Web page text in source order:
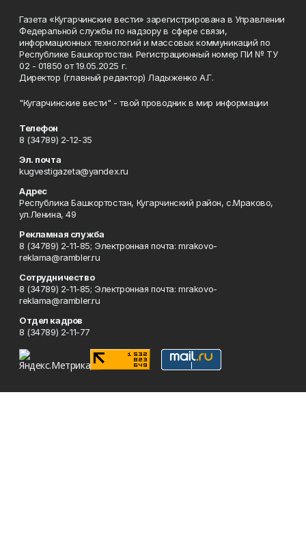
Газета «Кугарчинские вести» зарегистрирована в Управлении
Федеральной службы по надзору в сфере связи,
информационных технологий и массовых коммуникаций по
Республике Башкортостан. Регистрационный номер ПИ № ТУ
02 - 01850 от 19.05.2025 г.
Директор (главный редактор) Ладыженко А.Г.
"Кугарчинские вести" - твой проводник в мир информации
Телефон
8 (34789) 2-12-35
Эл. почта
kugvestigazeta@yandex.ru
Адрес
Республика Башкортостан, Кугарчинский район, с.Мраково,
ул.Ленина, 49
Рекламная служба
8 (34789) 2-11-85; Электронная почта: mrakovo-
reklama@rambler.ru
Сотрудничество
8 (34789) 2-11-85; Электронная почта: mrakovo-
reklama@rambler.ru
Отдел кадров
8 (34789) 2-11-77